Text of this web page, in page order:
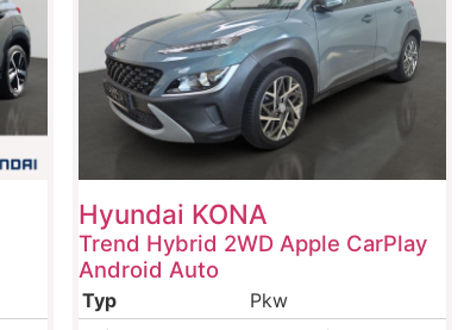
Hyundai KONA
Trend Hybrid 2WD Apple CarPlay
Android Auto
Typ
Pkw